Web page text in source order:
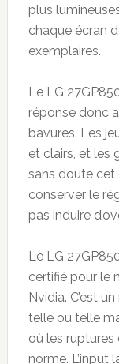
plus
chaque écran
exemplaires.
Le LG
réponse donc
bavures. Les
et clairs, et les
sans doute cet
conserver le
pas induire
Le LG
certifié pour le
Nvidia. C’est
telle ou telle
où les
norme. L’input